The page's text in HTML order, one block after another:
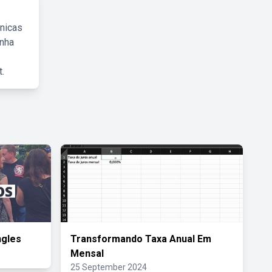
Transformando Taxa Anual Em
Mensal
25 September 2024